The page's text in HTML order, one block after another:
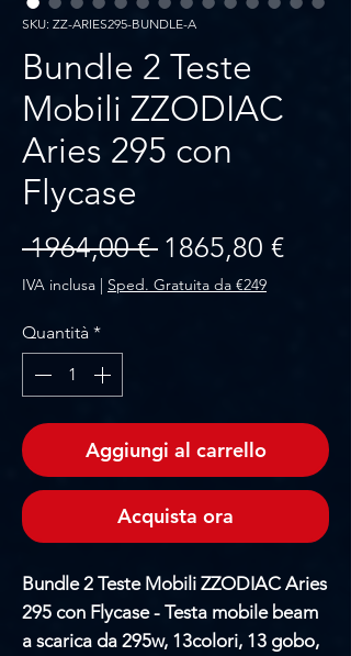
SKU: ZZ-ARIES295-BUNDLE-A
Bundle 2 Teste
Mobili ZZODIAC
Aries 295 con
Flycase
1964,00 € Prezzo regolare
1865,80 €
IVA inclusa | Sped. Gratuita da €249
Quantità *
Aggiungi al carrello
Acquista ora
Bundle 2 Teste Mobili ZZODIAC Aries
295 con Flycase - Testa mobile beam
a scarica da 295w, 13colori, 13 gobo,